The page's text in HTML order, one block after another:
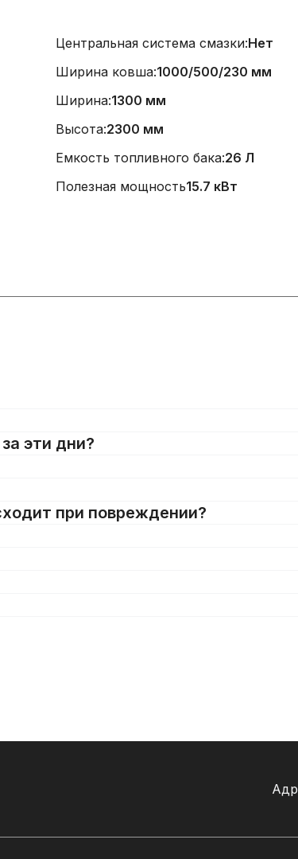
Центральная система смазки:Нет
Ширина ковша:1000/500/230 мм
Ширина:1300 мм
Высота:2300 мм
Емкость топливного бака:26 Л
Полезная мощность15.7 кВт
эти дни?
при повреждении?